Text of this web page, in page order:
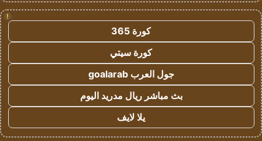
!
كورة 365
كورة سيتي
جول العرب goalarab
بث مباشر ريال مدريد اليوم
يلا لايف